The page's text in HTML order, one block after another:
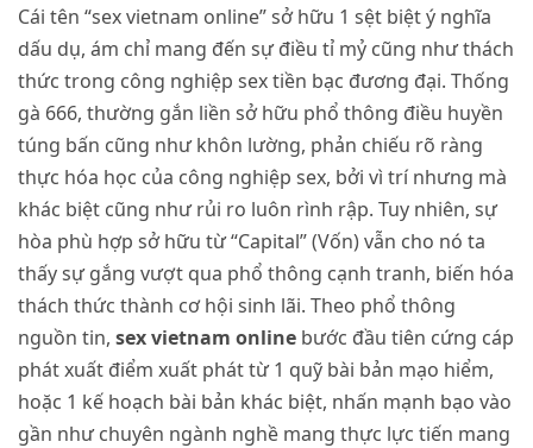
Cái tên “sex vietnam online” sở hữu 1 sệt biệt ý nghĩa
dấu dụ, ám chỉ mang đến sự điều tỉ mỷ cũng như thách
thức trong công nghiệp sex tiền bạc đương đại. Thống
gà 666, thường gắn liền sở hữu phổ thông điều huyền
túng bấn cũng như khôn lường, phản chiếu rõ ràng
thực hóa học của công nghiệp sex, bởi vì trí nhưng mà
khác biệt cũng như rủi ro luôn rình rập. Tuy nhiên, sự
hòa phù hợp sở hữu từ “Capital” (Vốn) vẫn cho nó ta
thấy sự gắng vượt qua phổ thông cạnh tranh, biến hóa
thách thức thành cơ hội sinh lãi. Theo phổ thông
nguồn tin, sex vietnam online bước đầu tiên cứng cáp
phát xuất điểm xuất phát từ 1 quỹ bài bản mạo hiểm,
hoặc 1 kế hoạch bài bản khác biệt, nhấn mạnh bạo vào
gần như chuyên ngành nghề mang thực lực tiến mang